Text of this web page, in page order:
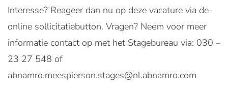
Interesse? Reageer dan nu op deze vacature via de
online sollicitatiebutton. Vragen? Neem voor meer
informatie contact op met het Stagebureau via: 030 –
23 27 548 of
abnamro.meespierson.stages@nl.abnamro.com